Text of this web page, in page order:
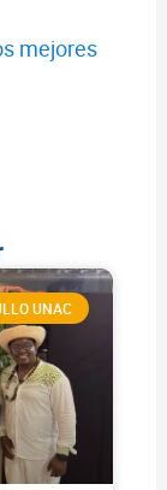
mejores
UNAC